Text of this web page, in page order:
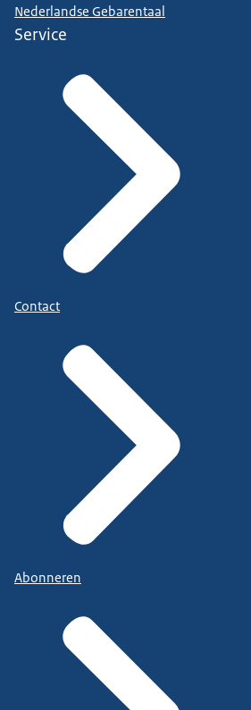
Nederlandse Gebarentaal
Service
Contact
Abonneren